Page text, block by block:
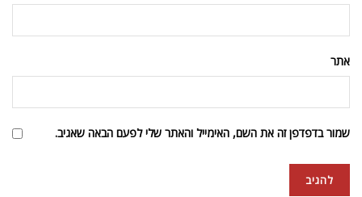
אתר
שמור בדפדפן זה את השם, האימייל והאתר שלי לפעם הבאה שאגיב.